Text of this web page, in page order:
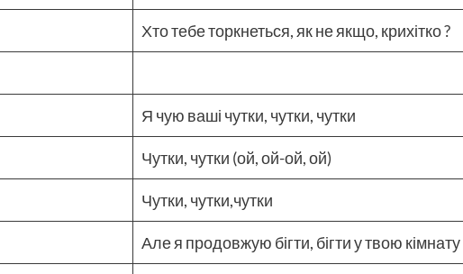
Хто тебе торкнеться, як не якщо, крихітко ?
Я чую ваші чутки, чутки, чутки
Чутки, чутки (ой, ой-ой, ой)
Чутки, чутки,чутки
Але я продовжую бігти, бігти у твою кімнату